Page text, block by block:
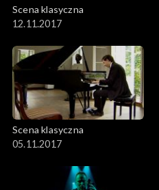
Scena klasyczna
12.11.2017
Scena klasyczna
05.11.2017